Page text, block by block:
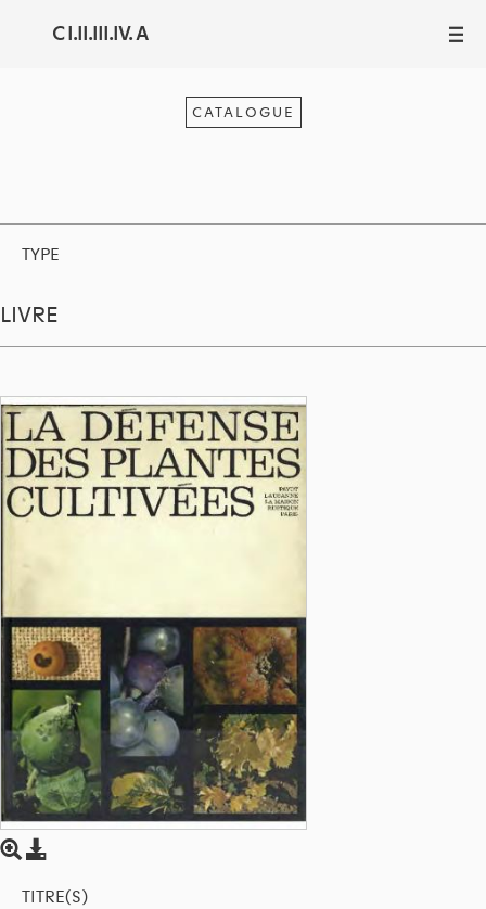
C I.II.III.IV. A III
CATALOGUE
TYPE
LIVRE
TITRE(S)